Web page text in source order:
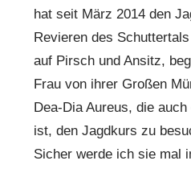
hat seit März 2014 den
Revieren des
auf Pirsch und Ansitz,
Frau von ihrer Großen
Dea-Dia Aureus, die
ist, den Jagdkurs zu
Sicher werde ich sie mal